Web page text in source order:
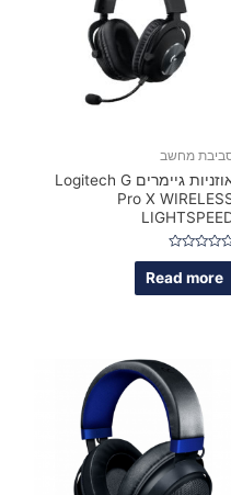
מחשב
אוזניות גיימרים Logitech G
Pro X
out
Read more